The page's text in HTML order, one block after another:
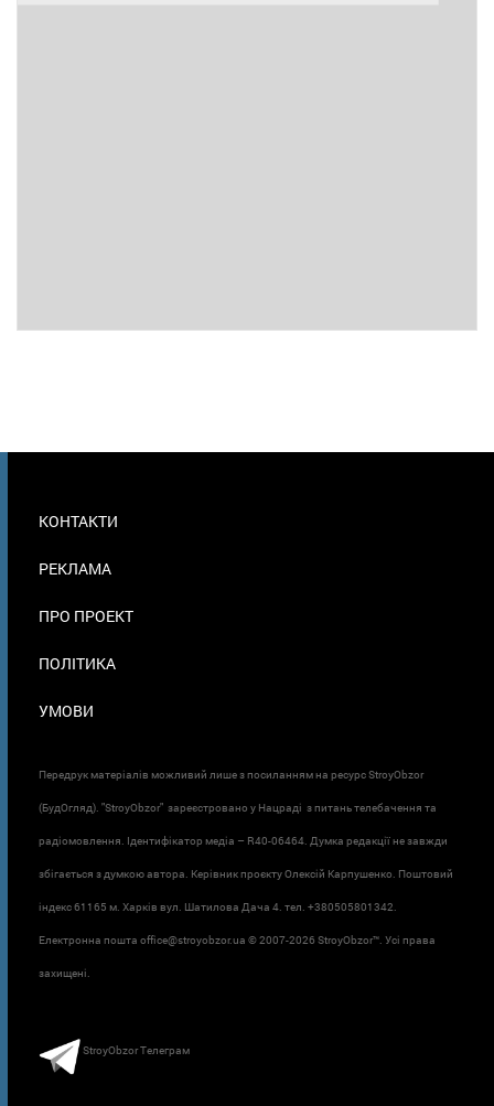
В
КОНТАКТИ
РЕКЛАМА
ПРО ПРОЕКТ
ПОЛІТИКА
УМОВИ
Передрук матеріалів можливий лише з посиланням на ресурс StroyObzor
(БудОгляд). "StroyObzor" зареєстровано у Нацраді з питань телебачення та
радіомовлення. Ідентифікатор медіа – R40-06464. Думка редакції не завжди
збігається з думкою автора. Керівник проєкту Олексій Карпушенко. Поштовий
індекс 61165 м. Харків вул. Шатилова Дача 4. тел. +380505801342.
Електронна пошта office@stroyobzor.ua © 2007-2026 StroyObzor™. Усі права
захищені.
StroyObzor Телеграм